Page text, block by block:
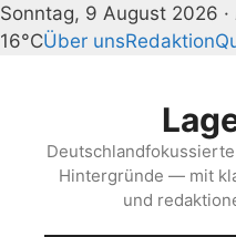
Sonntag, 9 August 2026 ·
16°CÜber unsRedaktion
Hintergründe — mit
und